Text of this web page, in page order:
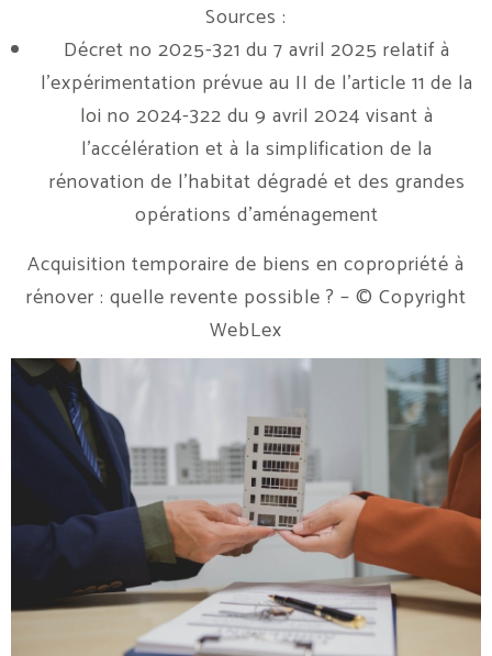
Sources :
Décret no 2025-321 du 7 avril 2025 relatif à
l’expérimentation prévue au II de l’article 11 de la
loi no 2024-322 du 9 avril 2024 visant à
l’accélération et à la simplification de la
rénovation de l’habitat dégradé et des grandes
opérations d’aménagement
Acquisition temporaire de biens en copropriété à
rénover : quelle revente possible ? – © Copyright
WebLex